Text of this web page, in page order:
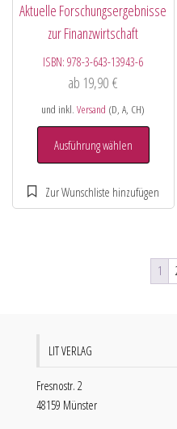
Aktuelle Forschungsergebnisse
zur Finanzwirtschaft
ISBN:978-3-643-13943-6
ab 19,90€
und inkl.Versand (D, A, CH)
Ausführung wählen
1
LIT VERLAG
Fresnostr. 2
48159 Münster